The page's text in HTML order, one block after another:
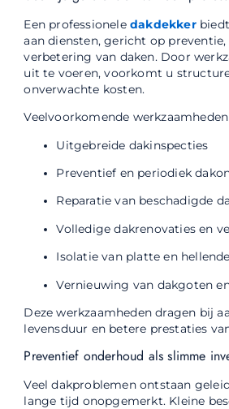
Een professioneledakdekkerbiedt
aan diensten, gericht op preventie,
verbetering van daken. Door
uit te voeren, voorkomt u
onverwachte kosten.
Veelvoorkomende
Uitgebreide dakinspecties
Preventief en periodiek
Reparatie van beschadigde
Volledige dakrenovaties en
Isolatie van platte en
Vernieuwing van dakgoten
Deze werkzaamheden dragen bij
levensduur en betere prestaties
Preventief onderhoud als slimme
Veel dakproblemen ontstaan
lange tijd onopgemerkt. Kleine